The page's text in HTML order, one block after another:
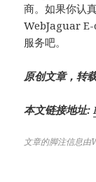
商。如果你认
WebJaguar
服务吧。
原创文章，转
本文链接地址:
文章的脚注信息